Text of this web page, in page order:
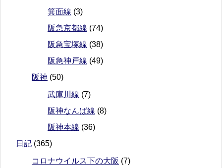
箕面線 (3)
阪急京都線 (74)
阪急宝塚線 (38)
阪急神戸線 (49)
阪神 (50)
武庫川線 (7)
阪神なんば線 (8)
阪神本線 (36)
日記 (365)
コロナウイルス下の大阪 (7)